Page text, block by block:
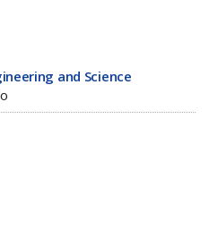
and Science